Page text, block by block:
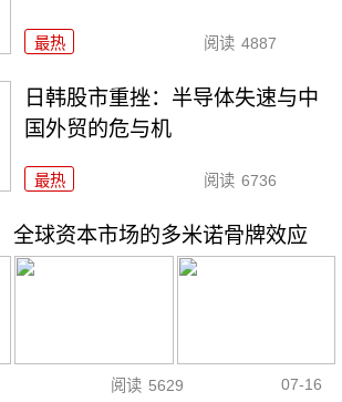
最热 阅读 4887
日韩股市重挫：半导体失速与中
国外贸的危与机
最热 阅读 6736
全球资本市场的多米诺骨牌效应
阅读 5629 07-16